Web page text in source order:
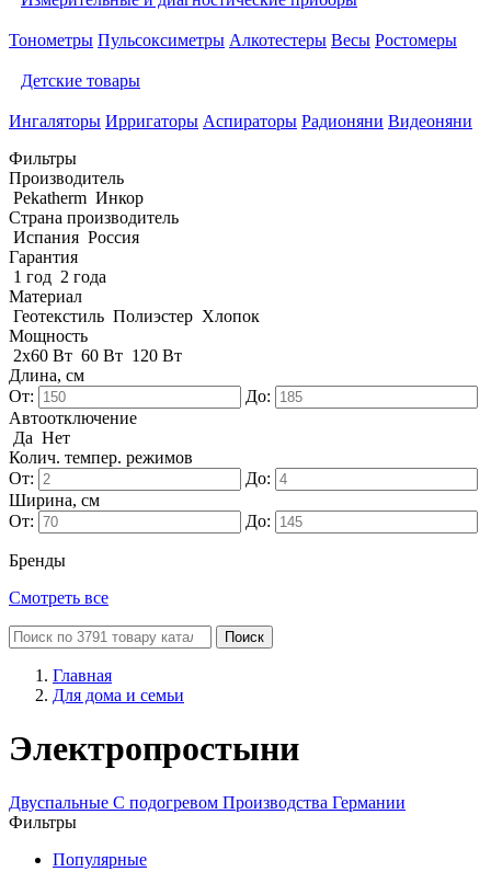
Тонометры Пульсоксиметры Алкотестеры Весы Ростомеры
Детские товары
Ингаляторы Ирригаторы Аспираторы Радионяни Видеоняни
Фильтры
Производитель
Pekatherm Инкор
Страна производитель
Испания Россия
Гарантия
1 год 2 года
Материал
Геотекстиль Полиэстер Хлопок
Мощность
2x60 Вт 60 Вт 120 Вт
Длина, см
От:
До:
Автоотключение
Да Нет
Колич. темпер. режимов
От:
До:
Ширина, см
От:
До:
Бренды
Смотреть все
Поиск
Главная
Для дома и семьи
Электропростыни
Двуспальные С подогревом Производства Германии
Фильтры
Популярные